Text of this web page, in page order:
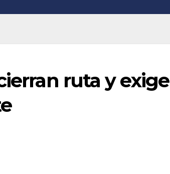
ruta y